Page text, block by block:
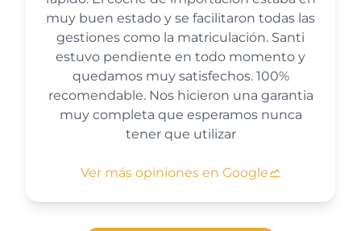
muy buen estado y se facilitaron todas las
gestiones como la matriculación. Santi
estuvo pendiente en todo momento y
quedamos muy satisfechos. 100%
recomendable. Nos hicieron una garantia
muy completa que esperamos nunca
tener que utilizar
Ver más opiniones en Google